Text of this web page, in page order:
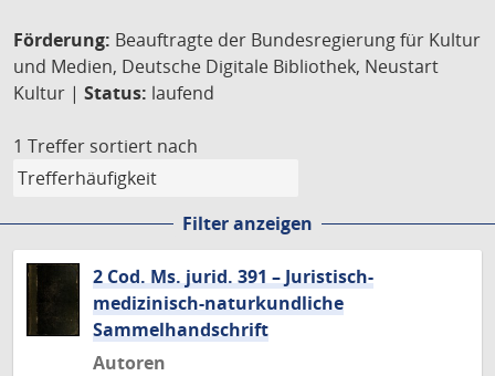
Förderung: Beauftragte der Bundesregierung für Kultur
und Medien, Deutsche Digitale Bibliothek, Neustart
Kultur | Status: laufend
1 Treffer sortiert nach
Filter anzeigen
2 Cod. Ms. jurid. 391 – Juristisch-
medizinisch-naturkundliche
Sammelhandschrift
Autoren